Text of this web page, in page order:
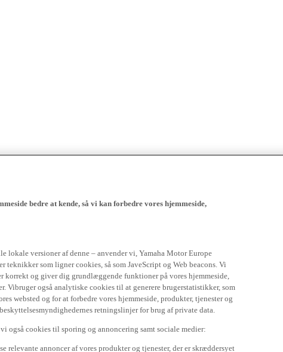
bedre at kende, så vi kan forbedre vores hjemmeside,
lokale versioner af denne – anvender vi, Yamaha Motor Europe
som ligner cookies, så som JaveScript og Web beacons. Vi
korrekt og giver dig grundlæggende funktioner på vores hjemmeside,
også analytiske cookies til at generere brugerstatistikker, som
websted og for at forbedre vores hjemmeside, produkter, tjenester og
retningslinjer for brug af private data.
også cookies til sporing og annoncering samt sociale medier:
relevante annoncer af vores produkter og tjenester, der er skræddersyet